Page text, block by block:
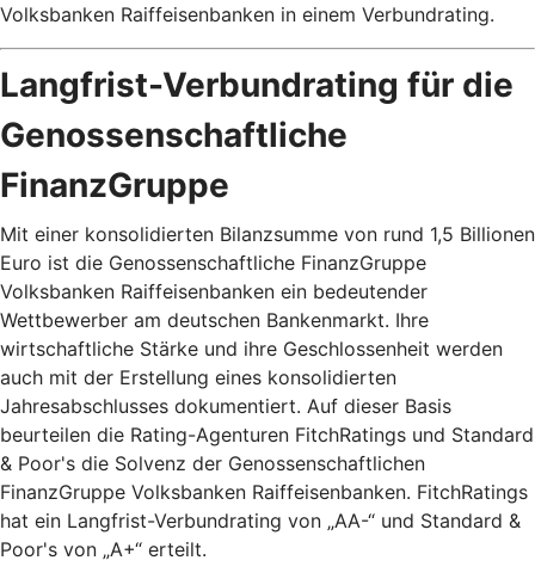
Volksbanken Raiffeisenbanken in einem Verbundrating.
Langfrist-Verbundrating für die
Genossenschaftliche
FinanzGruppe
Mit einer konsolidierten Bilanzsumme von rund 1,5 Billionen
Euro ist die Genossenschaftliche FinanzGruppe
Volksbanken Raiffeisenbanken ein bedeutender
Wettbewerber am deutschen Bankenmarkt. Ihre
wirtschaftliche Stärke und ihre Geschlossenheit werden
auch mit der Erstellung eines konsolidierten
Jahresabschlusses dokumentiert. Auf dieser Basis
beurteilen die Rating-Agenturen FitchRatings und Standard
& Poor's die Solvenz der Genossenschaftlichen
FinanzGruppe Volksbanken Raiffeisenbanken. FitchRatings
hat ein Langfrist-Verbundrating von „AA-“ und Standard &
Poor's von „A+“ erteilt.